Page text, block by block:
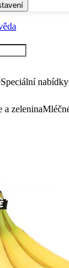
Speciální nabídky
a zelenina